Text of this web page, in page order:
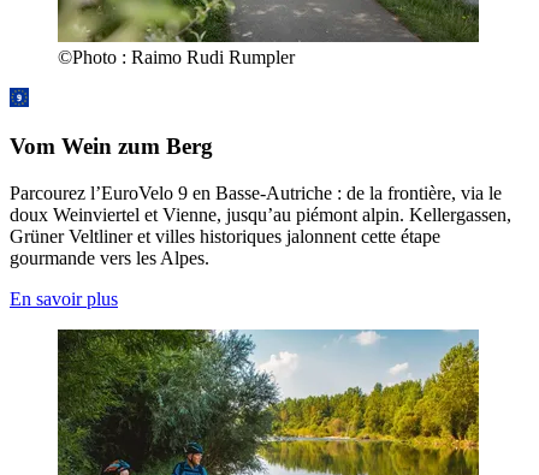
©Photo : Raimo Rudi Rumpler
Vom Wein zum Berg
Parcourez l’EuroVelo 9 en Basse-Autriche : de la frontière, via le
doux Weinviertel et Vienne, jusqu’au piémont alpin. Kellergassen,
Grüner Veltliner et villes historiques jalonnent cette étape
gourmande vers les Alpes.
En savoir plus